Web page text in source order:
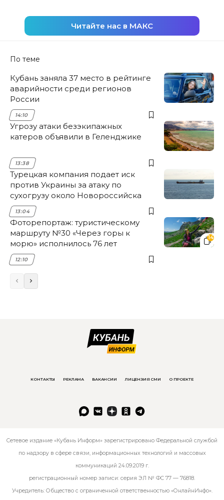
Читайте нас в МАКС
По теме
Кубань заняла 37 место в рейтинге
аварийности среди регионов
России
14:10
Угрозу атаки безэкипажных
катеров объявили в Геленджике
13:38
Турецкая компания подает иск
против Украины за атаку по
сухогрузу около Новороссийска
13:04
14
Фоторепортаж: туристическому
маршруту №30 «Через горы к
морю» исполнилось 76 лет
12:10
КОНТАКТЫ РЕКЛАМА ВАКАНСИИ ЛИЦЕНЗИЯ СМИ О ПРОЕКТЕ
Сетевое издание «Кубань Информ» зарегистрировано Федеральной службой
по надзору в сфере связи, информационных технологий и массовых
коммуникаций 24.09.2019 г.
регистрационный номер записи: серия ЭЛ № ФС 77 — 76818.
Учредитель: Общество с ограниченной ответственностью «ОнлайнИнфо».